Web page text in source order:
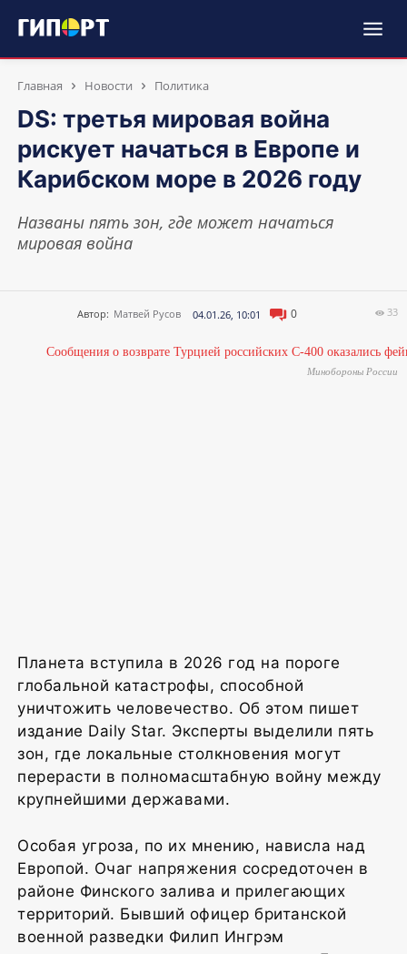
Главная Новости Политика
DS: третья мировая война
рискует начаться в Европе и
Карибском море в 2026 году
Названы пять зон, где может начаться
мировая война
Автор: Матвей Русов 04.01.26, 10:01 0 33
Минобороны России
Планета вступила в 2026 год на пороге
глобальной катастрофы, способной
уничтожить человечество. Об этом пишет
издание Daily Star. Эксперты выделили пять
зон, где локальные столкновения могут
перерасти в полномасштабную войну между
крупнейшими державами.
Особая угроза, по их мнению, нависла над
Европой. Очаг напряжения сосредоточен в
районе Финского залива и прилегающих
территорий. Бывший офицер британской
военной разведки Филип Ингрэм